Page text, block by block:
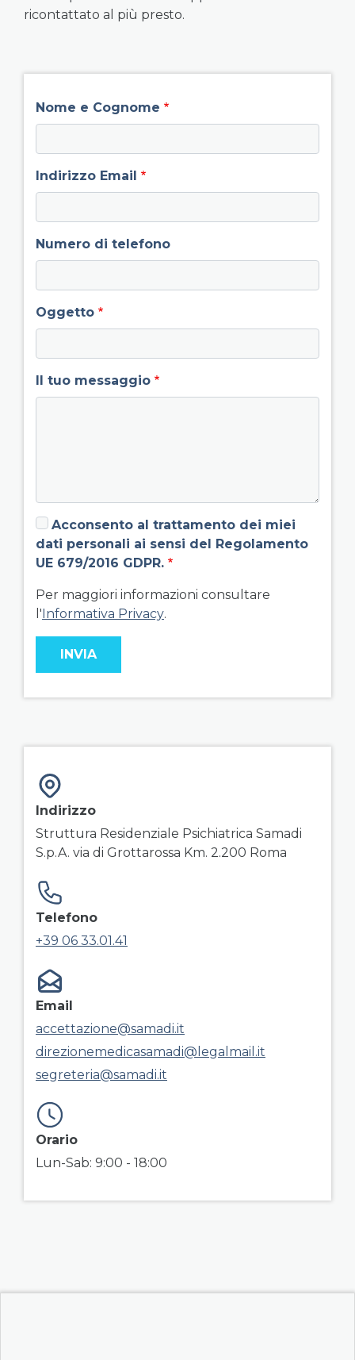
ricontattato al più presto.
field group left
Nome e Cognome
Indirizzo Email
Numero di telefono
Oggetto
Il tuo messaggio
Acconsento al trattamento dei miei
dati personali ai sensi del Regolamento
UE 679/2016 GDPR.
Per maggiori informazioni consultare
l'Informativa Privacy.
field group right
Indirizzo
Struttura Residenziale Psichiatrica Samadi
S.p.A. via di Grottarossa Km. 2.200 Roma
Telefono
+39 06 33.01.41
Email
accettazione@samadi.it
direzionemedicasamadi@legalmail.it
segreteria@samadi.it
Orario
Lun-Sab: 9:00 - 18:00